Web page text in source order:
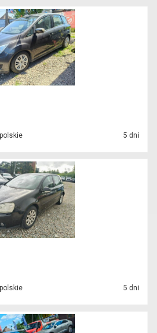
5 dni
5 dni